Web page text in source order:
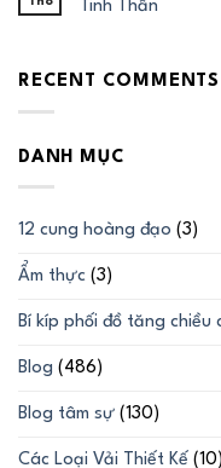
Tinh Thần
RECENT COMMENTS
DANH MỤC
12 cung hoàng đạo (3)
Ẩm thực (3)
Bí kíp phối đồ tăng chiều
Blog (486)
Blog tâm sự (130)
Các Loại Vải Thiết Kế (10)